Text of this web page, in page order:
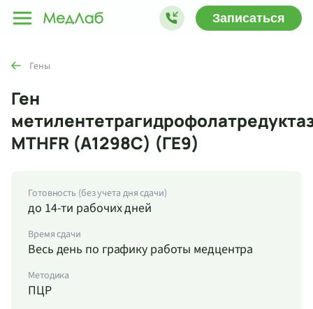
Записаться
Гены
Ген
MTHFR (А1298С) (ГЕ9)
Готовность (без учета дня сдачи)
до 14-ти рабочих дней
Время сдачи
Весь день по графику работы медцентра
Методика
ПЦР